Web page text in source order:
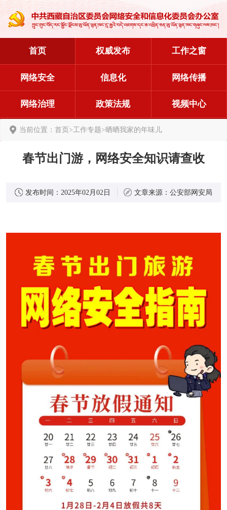
首页 权威发布 工作之窗
网络安全 信息化 网络传播
网络治理 政策法规 视频中心
当前位置： 首页>工作专题>晒晒我家的年味儿
春节出门游，网络安全知识请查收
发布时间： 2025年02月02日 文章来源： 公安部网安局